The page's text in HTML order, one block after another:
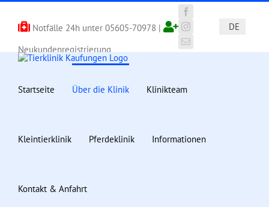
Zum
springen Notfälle 24h unter 05605-70978 |
Neukundenregistrierung
Facebook
Instagram
E-
Mail
DE
Startseite Über die Klinik Klinikteam
Kleintierklinik Pferdeklinik Informationen
Kontakt & Anfahrt